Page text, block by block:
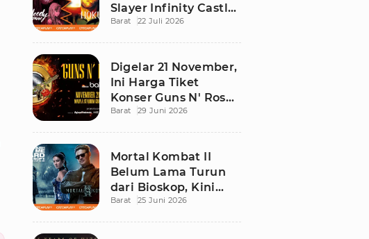
Slayer Infinity Castle,
Ini Daftar Tontonan
Barat 22 Juli 2026
Digelar 21 November,
Ini Harga Tiket
Konser Guns N' Roses
di Stadion Madya
Barat 29 Juni 2026
Mortal Kombat II
Belum Lama Turun
dari Bioskop, Kini
Sudah Bisa Ditonton
Barat 25 Juni 2026